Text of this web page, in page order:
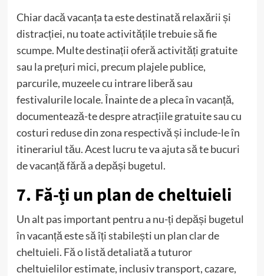
Chiar dacă vacanța ta este destinată relaxării și
distracției, nu toate activitățile trebuie să fie
scumpe. Multe destinații oferă activități gratuite
sau la prețuri mici, precum plajele publice,
parcurile, muzeele cu intrare liberă sau
festivalurile locale. Înainte de a pleca în vacanță,
documentează-te despre atracțiile gratuite sau cu
costuri reduse din zona respectivă și include-le în
itinerariul tău. Acest lucru te va ajuta să te bucuri
de vacanță fără a depăși bugetul.
7. Fă-ți un plan de cheltuieli
Un alt pas important pentru a nu-ți depăși bugetul
în vacanță este să îți stabilești un plan clar de
cheltuieli. Fă o listă detaliată a tuturor
cheltuielilor estimate, inclusiv transport, cazare,